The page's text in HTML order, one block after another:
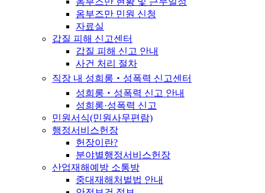
옴부즈만 민원 신청
자료실
갑질 피해 신고센터
갑질 피해 신고 안내
사건 처리 절차
직장 내 성희롱‧성폭력 신고센터
성희롱‧성폭력 신고 안내
성희롱·성폭력 신고
민원서식(민원사무편람)
행정서비스헌장
헌장이란?
분야별행정서비스헌장
산업재해예방 소통방
중대재해처벌법 안내